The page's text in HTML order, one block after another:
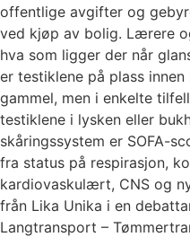
offentlige avgifter og
ved kjøp av bolig. Lærere
hva som ligger der når
er testiklene på plass
gammel, men i enkelte
testiklene i lysken eller
skåringssystem er SOFA-
fra status på respirasjon,
kardiovaskulært, CNS og
från Lika Unika i en
Langtransport –